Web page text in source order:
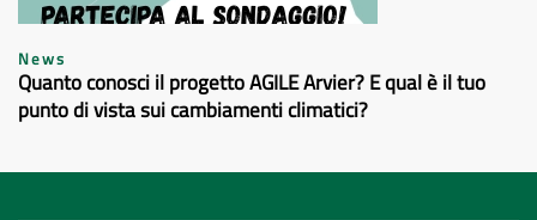
News
Quanto conosci il progetto AGILE Arvier? E qual è il tuo
punto di vista sui cambiamenti climatici?